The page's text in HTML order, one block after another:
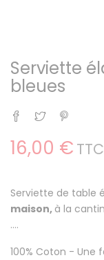
Serviette
bleues
Partager
Tweet
16,00 € TTC
Serviette de table
maison, à la
....
100% Coton - Une